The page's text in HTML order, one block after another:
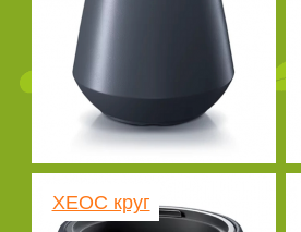
ХЕОС круг